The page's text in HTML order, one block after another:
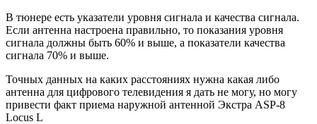
В тюнере есть указатели уровня сигнала и качества сигнала.
Если антенна настроена правильно, то показания уровня
сигнала должны быть 60% и выше, а показатели качества
сигнала 70% и выше.
Точных данных на каких расстояниях нужна какая либо
антенна для цифрового телевидения я дать не могу, но могу
привести факт приема наружной антенной Экстра ASP-8
Locus L